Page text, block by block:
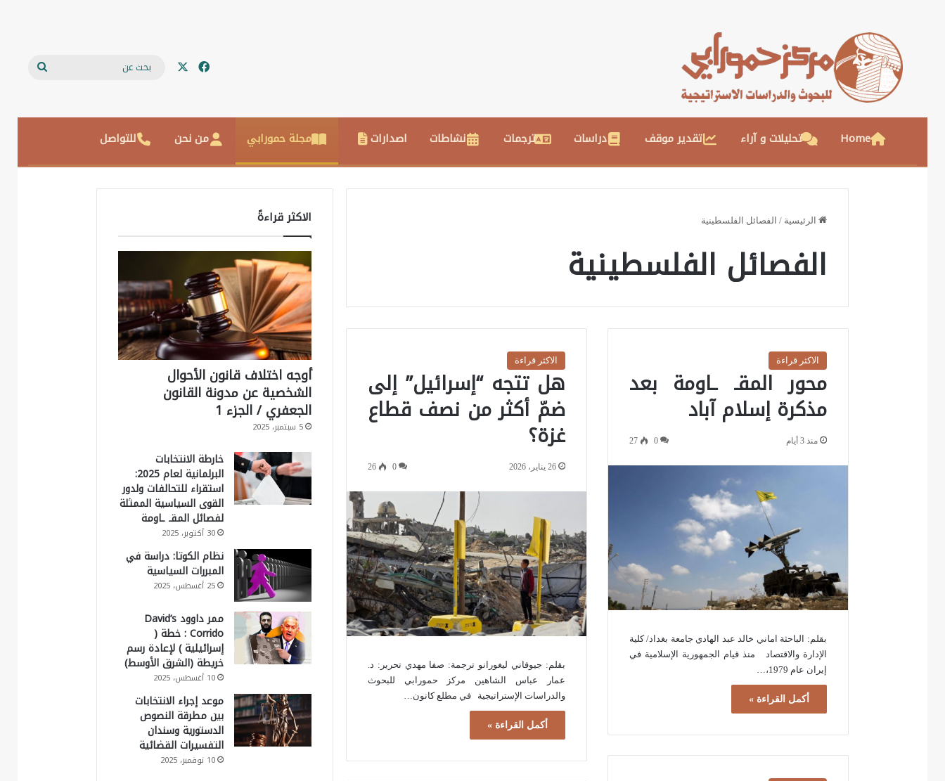
فيسبوك
Home تحليلات و آراء تقدير موقف دراسات ترجمات نشاطات اصدارات مجلة حمورابي من نحن للتواصل
الرئيسية / الفصائل الفلسطينية
الفصائل الفلسطينية
الاكثر قراءة
محور المقـ ـاومة بعد
مذكرة إسلام آباد
منذ 3 أيام 0
27
بقلم: الباحثة اماني خالد عبد الهادي جامعة بغداد/ كلية
الإدارة والاقتصاد منذ قيام الجمهورية الإسلامية في
إيران عام 1979،…
أكمل القراءة »
الاكثر قراءة
هل تتجه “إسرائيل” إلى
ضمّ أكثر من نصف قطاع
غزة؟
26 يناير، 2026 0
26
بقلم: جيوفاني ليغورانو ترجمة: صفا مهدي تحرير: د.
عمار عباس الشاهين مركز حمورابي للبحوث
والدراسات الإستراتيجية في مطلع كانون…
أكمل القراءة »
الاكثر قراءةً
أوجه اختلاف قانون الأحوال
الشخصية عن مدونة القانون
الجعفري / الجزء 1
5 سبتمبر، 2025
خارطة الانتخابات
البرلمانية لعام 2025:
استقراء للتحالفات ولدور
القوى السياسية الممثلة
لفصائل المقـ ـاومة
30 أكتوبر، 2025
نظام الكوتا: دراسة في
المبررات السياسية
25 أغسطس، 2025
ممر داوود David’s
Corrido : خطة (
إسرائيلية ) لإعادة رسم
خريطة (الشرق الأوسط)
10 أغسطس، 2025
موعد إجراء الانتخابات
بين مطرقة النصوص
الدستورية وسندان
التفسيرات القضائية
10 نوفمبر، 2025